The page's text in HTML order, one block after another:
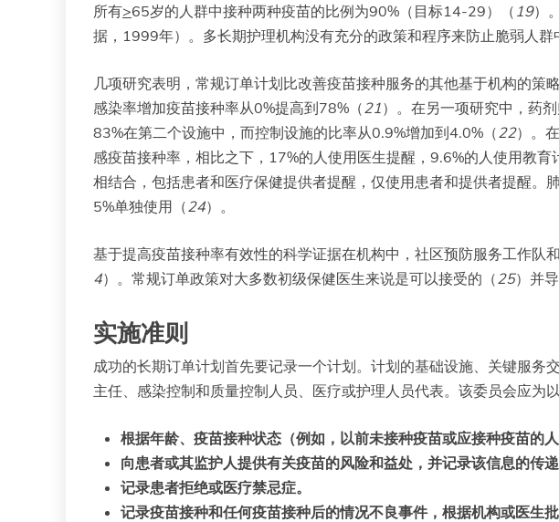
所有>65岁的人群中接种两种疫苗的比例为90%（目标14-29）（ 19）
据，1999年）。多长期护理机构没有充分的政策和程序来防止脆弱人群
几项研究表明，常规订单计划比改善疫苗接种服务的其他基于机构的策
感染率增加疫苗接种率从0%提高到78%（ 21）。在另一项研究中，药
83%在第二个设施中，而控制设施的比率从0.9%增加到4.0%（ 22）。
感疫苗接种率，相比之下，17%的人使用医生提醒，9.6%的人使用教育
相结合，包括患者和医疗保健提供者提醒，仅使用患者和提供者提醒
5%单独使用（ 24）。
基于提高疫苗接种率有效性的科学证据在机构中，社区预防服务工作
4）。常规订单政策对大多数初级保健医生来说是可以接受的（ 25）并
实施准则
成功的长期订单计划首先要记录一个计划。计划的基础设施、关键服
主任、感染控制和质量控制人员、医疗或护理人员代表。该委员会应为
根据年龄、疫苗接种状态（例如，以前未接种疫苗或应接种疫苗的
向患者或其监护人提供有关疫苗的风险和益处，并记录该信息的传递
记录患者拒绝或医疗禁忌症。
记录疫苗接种和任何疫苗接种后的情况不良事件，根据机构或医生批